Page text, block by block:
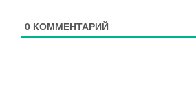
0 КОММЕНТАРИЙ